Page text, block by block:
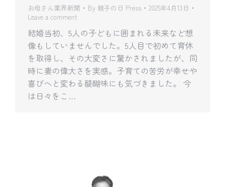
お母さん業界新聞 By 親子の日 Press
2025年4月13日
Leave a comment
結婚当初、5人の子どもに囲まれる未来など想
像もしていませんでした。5人目で初めて育休
を取得し、その大変さに驚かされましたが、同
時に妻の偉大さを実感。子育ての苦労が幸せや
喜びへと変わる醍醐味にも気づきました。 今
は日々をこ…